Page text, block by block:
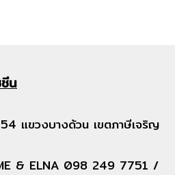
น
แขวงบางด้วน เขตภาษีเจริญ
& ELNA 098 249 7751 /